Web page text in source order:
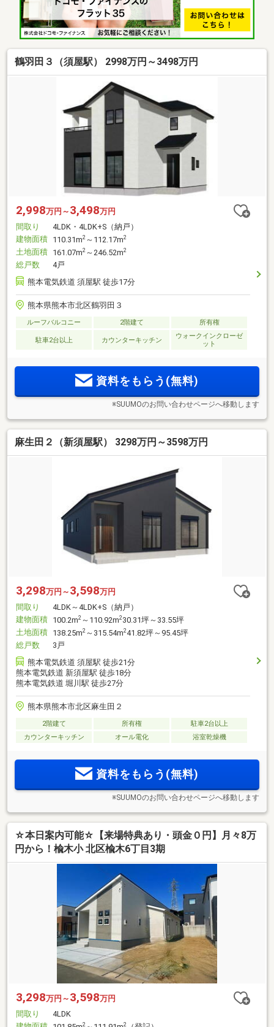
鶴羽田３（須屋駅） 2998万円～3498万円
2,998万円～ 3,498万円
間取り
4LDK・4LDK+S（納戸）
建物面積 110.31m2 ～112.17m2
土地面積 161.07m2 ～246.52m2
総戸数
4戸
熊本電気鉄道 須屋駅 徒歩17分
熊本県熊本市北区鶴羽田３
ルーフバルコニー 2階建て 所有権
駐車2台以上 カウンターキッチン
ウォークインクローゼ
ット
資料をもらう(無料)
※SUUMOのお問い合わせページへ移動します
麻生田２（新須屋駅） 3298万円～3598万円
3,298万円～ 3,598万円
間取り
4LDK～4LDK+S（納戸）
建物面積 100.2m2 ～110.92m230.31坪～33.55坪
土地面積 138.25m2 ～315.54m241.82坪～95.45坪
総戸数
3戸
熊本電気鉄道 須屋駅 徒歩21分
熊本電気鉄道 新須屋駅 徒歩18分
熊本電気鉄道 堀川駅 徒歩27分
熊本県熊本市北区麻生田２
2階建て 所有権
駐車2台以上
カウンターキッチン
オール電化 浴室乾燥機
資料をもらう(無料)
※SUUMOのお問い合わせページへ移動します
☆本日案内可能☆【来場特典あり・頭金０円】月々8万
円から！楡木小 北区楡木6丁目3期
3,298万円～ 3,598万円
間取り
4LDK
2 2